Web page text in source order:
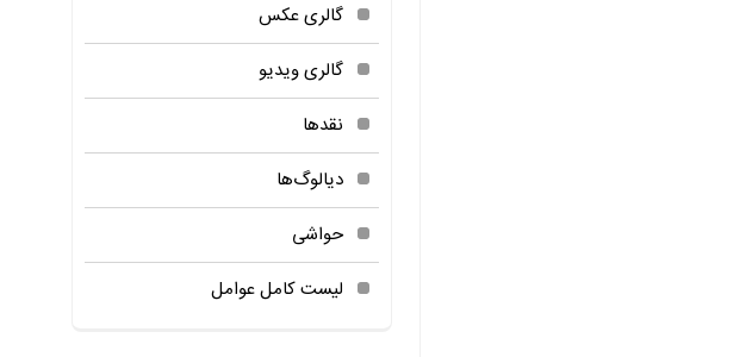
گالری عکس
گالری ویدیو
نقدها
دیالوگ‌ها
حواشی
لیست کامل عوامل